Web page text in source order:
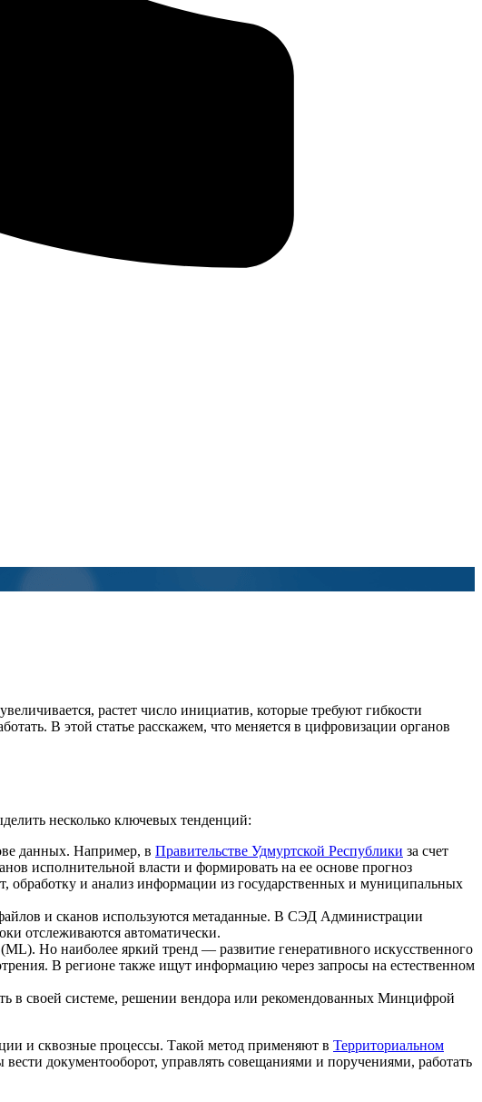
растет число инициатив, которые требуют гибкости
В этой статье расскажем, что меняется в цифровизации органов
несколько ключевых тенденций:
данных. Например, в Правительстве Удмуртской Республики за счет
исполнительной власти и формировать на ее основе прогноз
обработку и анализ информации из государственных и муниципальных
и сканов используются метаданные. В СЭД Администрации
отслеживаются автоматически.
Но наиболее яркий тренд — развитие генеративного искусственного
В регионе также ищут информацию через запросы на естественном
в своей системе, решении вендора или рекомендованных Минцифрой
и сквозные процессы. Такой метод применяют в Территориальном
документооборот, управлять совещаниями и поручениями, работать